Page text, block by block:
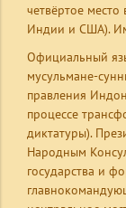
четвёртое
Индии и США).
Официальный
мусульмане-
правления
процессе
диктатуры).
Народным
государства и